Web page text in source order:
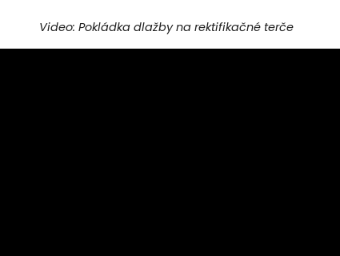
Video: Pokládka dlažby na rektifikačné terče